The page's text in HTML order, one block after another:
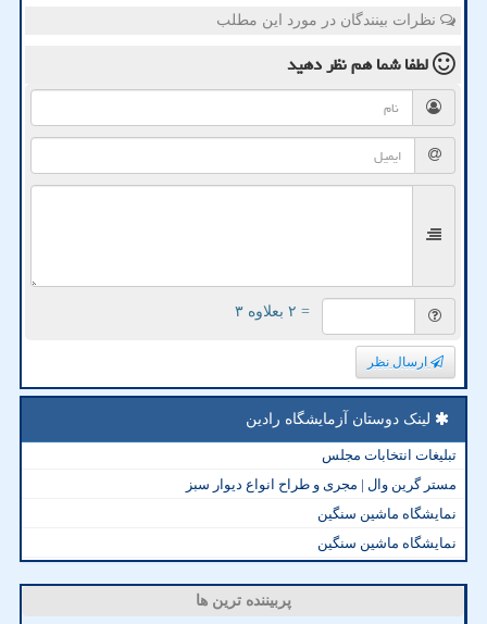
نظرات بینندگان در مورد این مطلب
لطفا شما همنظر دهید
= ۲ بعلاوه ۳
ارسال نظر
لینک دوستان آزمایشگاه رادین
تبلیغات انتخابات مجلس
مستر گرین وال | مجری و طراح انواع دیوار سبز
نمایشگاه ماشین سنگین
نمایشگاه ماشین سنگین
پربیننده ترین ها